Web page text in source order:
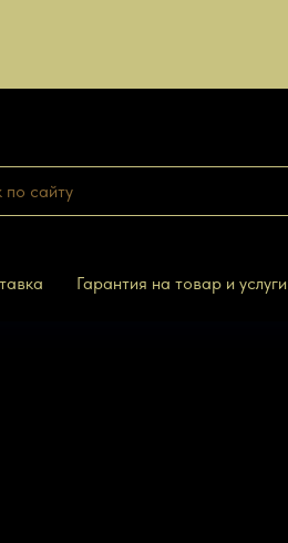
Гарантия на товар и услуги